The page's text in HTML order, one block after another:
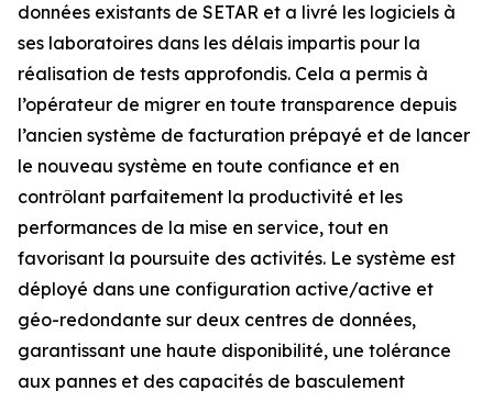
données existants de SETAR et a livré les logiciels à
ses laboratoires dans les délais impartis pour la
réalisation de tests approfondis. Cela a permis à
l’opérateur de migrer en toute transparence depuis
l’ancien système de facturation prépayé et de lancer
le nouveau système en toute confiance et en
contrôlant parfaitement la productivité et les
performances de la mise en service, tout en
favorisant la poursuite des activités. Le système est
déployé dans une configuration active/active et
géo-redondante sur deux centres de données,
garantissant une haute disponibilité, une tolérance
aux pannes et des capacités de basculement